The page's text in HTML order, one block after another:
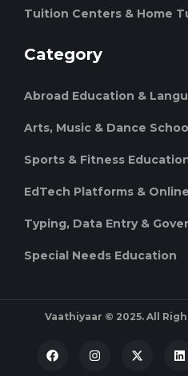
Tuition Centers & Home
Category
Abroad Education &
Arts, Music & Dance
Sports & Fitness
EdTech Platforms &
Typing, Data Entry &
Special Needs Education
Vaathiyaar © 2025. All